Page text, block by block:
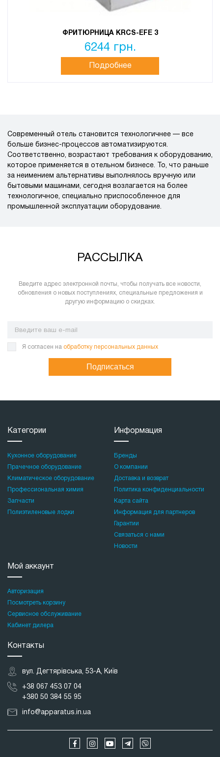
ФРИТЮРНИЦА KRCS-EFE 3
6244 грн.
Подробнее
Современный отель становится технологичнее — все
больше бизнес-процессов автоматизируются.
Соответственно, возрастают требования к оборудованию,
которое применяется в отельном бизнесе. То, что раньше
за неимением альтернативы выполнялось вручную или
бытовыми машинами, сегодня возлагается на более
технологичное, специально приспособленное для
промышленной эксплуатации оборудование.
РАССЫЛКА
Введите адрес электронной почты, чтобы получать все новости,
обновления о новых поступлениях, специальные предложения и
другую информацию о скидках.
Я согласен на обработку персональных данных
Подписаться
Категории
Кухонное оборудование
Прачечное оборудование
Климатическое оборудование
Профессиональная химия
Запчасти
Полиэтиленовые лодки
Информация
Бренды
О компании
Доставка и возврат
Политика конфиденциальности
Карта сайта
Информация для партнеров
Гарантии
Связаться с нами
Новости
Мой аккаунт
Авторизация
Посмотреть корзину
Сервисное обслуживание
Кабинет дилера
Контакты
вул. Дегтярівська, 53-А, Київ
+38 067 453 07 04
+380 50 384 55 95
info@apparatus.in.ua